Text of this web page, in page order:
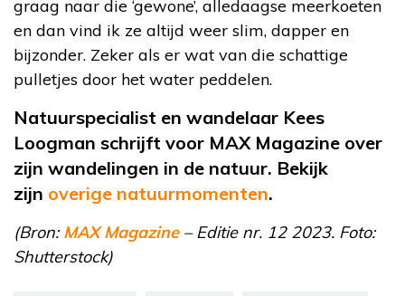
graag naar die ‘gewone’, alledaagse meerkoeten
en dan vind ik ze altijd weer slim, dapper en
bijzonder. Zeker als er wat van die schattige
pulletjes door het water peddelen.
Natuurspecialist en wandelaar Kees
Loogman schrijft voor MAX Magazine over
zijn wandelingen in de natuur. Bekijk
zijn overige natuurmomenten.
(Bron:MAX Magazine– Editie nr. 12 2023. Foto:
Shutterstock)